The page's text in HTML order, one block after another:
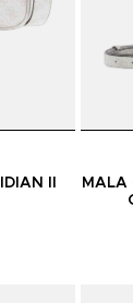
II
MALA